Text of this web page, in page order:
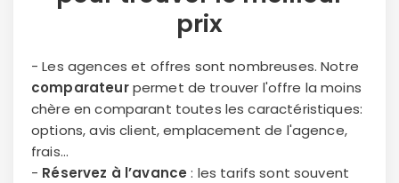
prix
- Les agences et offres sont nombreuses. Notre
comparateurpermet de trouver l'offre la moins
chère en comparant toutes les caractéristiques:
options, avis client, emplacement de l'agence,
frais...
- Réservez à l’avance : les tarifs sont souvent